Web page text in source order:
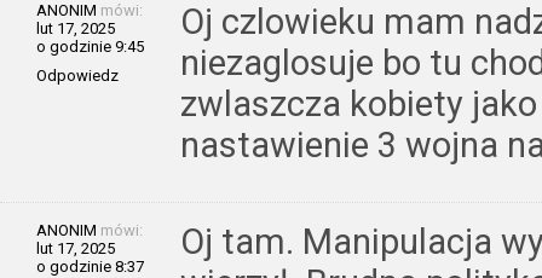
ANONIM mówi:
lut 17, 2025
o godzinie 9:45
Odpowiedz
Oj czlowieku mam
niezaglosuje bo tu
zwlaszcza kobiety
nastawienie 3 wojna
ANONIM mówi:
lut 17, 2025
o godzinie 8:37
Oj tam. Manipulacja